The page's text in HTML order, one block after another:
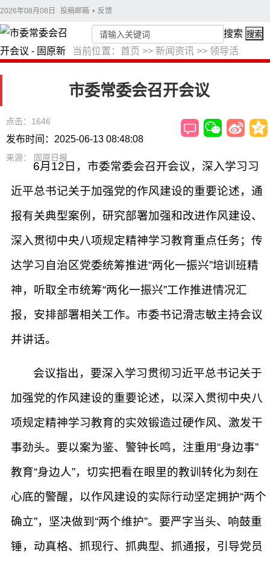
2026年08月08日 投稿邮箱 • 反馈
当前位置： 首页 >> 新闻资讯 >> 领导活
搜索 搜索
市委常委会召开会议
点击：1646
发布时间：2025-06-13 08:48:08
来源： 固原日报
6月12日，市委常委会召开会议，深入学习习
近平总书记关于加强党的作风建设的重要论述，通
报有关典型案例，研究部署加强和改进作风建设、
深入贯彻中央八项规定精神学习教育重点任务；传
达学习自治区党委统筹推进“两化一振兴”培训班精
神，听取全市统筹“两化一振兴”工作推进情况汇
报，安排部署相关工作。市委书记滑志敏主持会议
并讲话。
会议指出，要深入学习贯彻习近平总书记关于
加强党的作风建设的重要论述，以深入贯彻中央八
项规定精神学习教育的实效锻造过硬作风、激发干
事劲头。要以案为鉴、警钟长鸣，注重用“身边事”
教育“身边人”，切实把看在眼里的教训转化为刻在
心底的警醒，以作风建设的实际行动坚定拥护“两个
确立”，坚决做到“两个维护”。要严字当头、响鼓重
锤，动真格、抓现行、抓典型、抓通报，引导党员